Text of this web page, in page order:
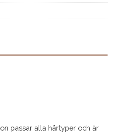
passar alla hårtyper och är